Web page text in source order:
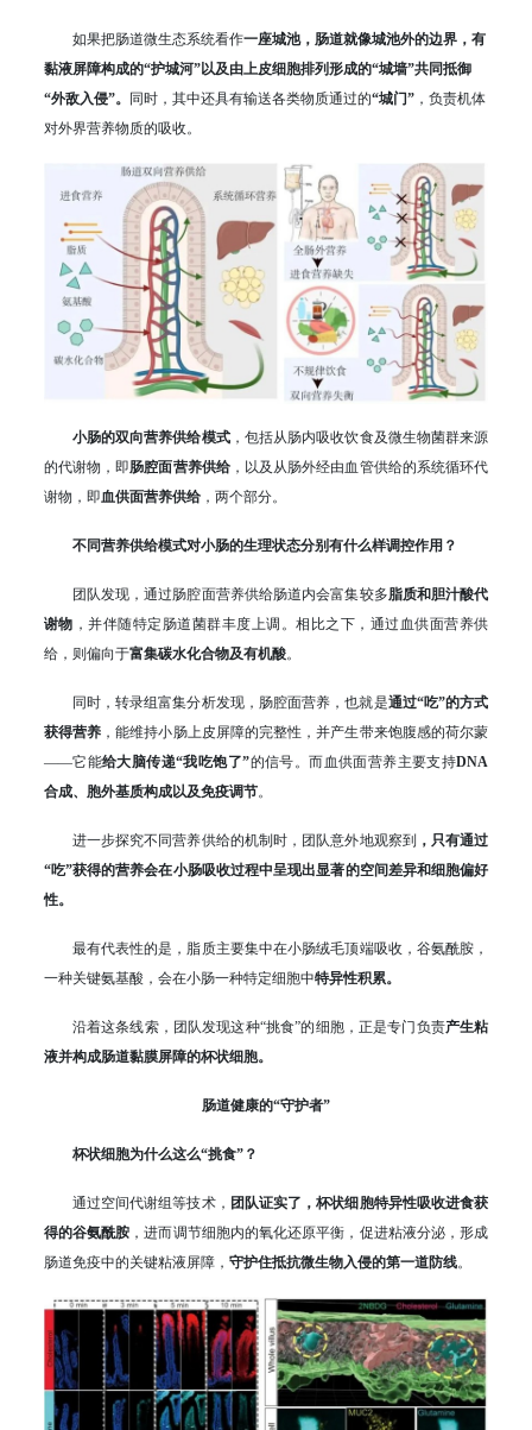
如果把肠道微生态系统看作一座城池，肠道就像城池外的边界，有
黏液屏障构成的“护城河”以及由上皮细胞排列形成的“城墙”共同抵御
“外敌入侵”。
同时，其中还具有输送各类物质通过的“城门”，负责机体
对外界营养物质的吸收。
小肠的双向营养供给模式，包括从肠内吸收饮食及微生物菌群来源
的代谢物，即肠腔面营养供给，以及从肠外经由血管供给的系统循环代
谢物，即血供面营养供给，两个部分。
不同营养供给模式对小肠的生理状态分别有什么样调控作用？
团队发现，通过肠腔面营养供给肠道内会富集较多脂质和胆汁酸代
谢物 ，并伴随特定肠道菌群丰度上调。相比之下，通过血供面营养供
给，则偏向于富集碳水化合物及有机酸。
同时，转录组富集分析发现，肠腔面营养，也就是通过“吃”的方式
获得营养 ，能维持小肠上皮屏障的完整性，并产生带来饱腹感的荷尔蒙
——它能给大脑传递“我吃饱了”的信号。而血供面营养主要支持DNA
合成、胞外基质构成以及免疫调节。
进一步探究不同营养供给的机制时，团队意外地观察到 ，只有通过
“吃”获得的营养会在小肠吸收过程中呈现出显著的空间差异和细胞偏好
性。
最有代表性的是，脂质主要集中在小肠绒毛顶端吸收，谷氨酰胺，
一种关键氨基酸，会在小肠一种特定细胞中特异性积累。
沿着这条线索，团队发现这种“挑食”的细胞，正是专门负责产生粘
液并构成肠道黏膜屏障的杯状细胞。
肠道健康的“守护者”
杯状细胞为什么这么“挑食”？
通过空间代谢组等技术， 团队证实了，杯状细胞特异性吸收进食获
得的谷氨酰胺 ，进而调节细胞内的氧化还原平衡，促进粘液分泌，形成
肠道免疫中的关键粘液屏障， 守护住抵抗微生物入侵的第一道防线。